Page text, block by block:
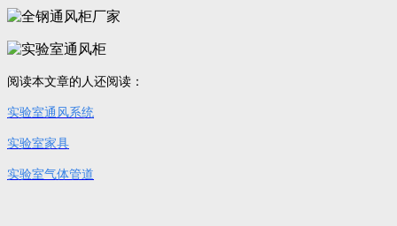
阅读本文章的人还阅读：
实验室通风系统
实验室家具
实验室气体管道